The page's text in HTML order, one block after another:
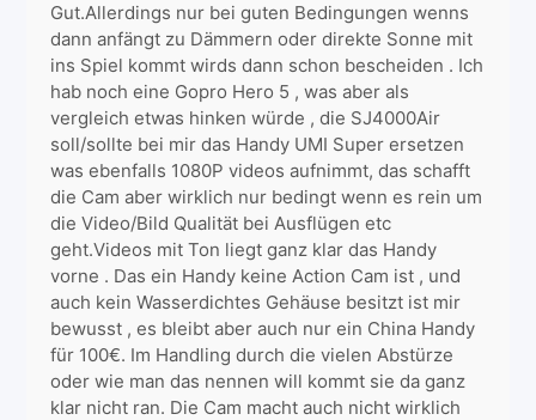
Gut.Allerdings nur bei guten Bedingungen wenns
dann anfängt zu Dämmern oder direkte Sonne mit
ins Spiel kommt wirds dann schon bescheiden . Ich
hab noch eine Gopro Hero 5 , was aber als
vergleich etwas hinken würde , die SJ4000Air
soll/sollte bei mir das Handy UMI Super ersetzen
was ebenfalls 1080P videos aufnimmt, das schafft
die Cam aber wirklich nur bedingt wenn es rein um
die Video/Bild Qualität bei Ausflügen etc
geht.Videos mit Ton liegt ganz klar das Handy
vorne . Das ein Handy keine Action Cam ist , und
auch kein Wasserdichtes Gehäuse besitzt ist mir
bewusst , es bleibt aber auch nur ein China Handy
für 100€. Im Handling durch die vielen Abstürze
oder wie man das nennen will kommt sie da ganz
klar nicht ran. Die Cam macht auch nicht wirklich